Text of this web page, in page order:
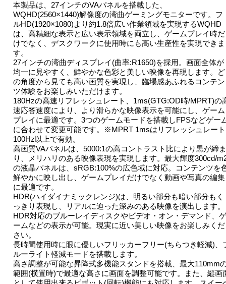
本製品は、27インチのVAパネルを搭載した、
WQHD(2560×1440)解像度の湾曲ゲーミングモニターです。フ
ルHD(1920×1080)より約1.8倍広い作業領域を実現するWQHD
は、高精細な表示と広い表示領域を両立し、ゲームプレイ時だ
けでなく、デスクワークに使用時にも高い生産性を実現できま
す。
27インチの湾曲ディスプレイ(曲率:R1650)を採用。画面全体が
均一に見やすく、鮮やかな色彩と美しい映像を再現します。ど
の角度から見ても高い画質を実現し、臨場感あふれるコンテン
ツ体験をお楽しみいただけます。
180Hzの高速リフレッシュレート、1ms(GTG:OD時/MPRT)の
速応答速度により、より滑らかな映像表示を可能にし、ゲーム
プレイに最適です。3つのゲームモードを搭載しFPSなどゲー
に合わせて変更可能です。※MPRT 1msはリフレッシュレート
100Hz以上で有効。
高画質VAパネルは、5000:1の高コントラスト比により黒が締ま
り、メリハリのある映像表現を実現します。最大輝度300cd/
の液晶パネルは、sRGB:100%の広色域に対応。コンテンツを
鮮やかに映し出し、ゲームプレイだけでなく動画や写真の編集
に最適です。
HDR(ハイダイナミックレンジ)は、明るい部分も暗い部分もく
っきり表現し、リアルに迫った深みのある映像を演出します。
HDR対応のブルーレイディスクやビデオ・オン・デマンド、ゲ
ームなどの表示が可能。現実に近い美しい映像をお楽しみくだ
さい。
長時間使用時に眼に優しいフリッカーフリー(ちらつき軽減)、
ルーライト軽減モードを搭載します。
高さ調整が可能な昇降式多機能スタンドを搭載、最大110mm
範囲(横置時)で最適な高さに画面を調整可能です。また、縦画